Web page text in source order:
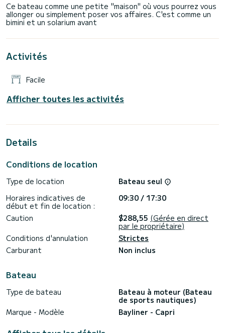
Ce bateau comme une petite "maison" où vous pourrez vous
allonger ou simplement poser vos affaires. C'est comme un
Activités
Facile
Afficher toutes les activités
Details
Conditions de location
Type de location
Bateau seul
Horaires indicatives de
début et fin de location :
09:30 / 17:30
Caution
$288,55 (Gérée en direct
par le propriétaire)
Conditions d'annulation
Strictes
Carburant
Non inclus
Bateau
Type de bateau
Bateau à moteur (Bateau
de sports nautiques)
Marque - Modèle
Bayliner - Capri